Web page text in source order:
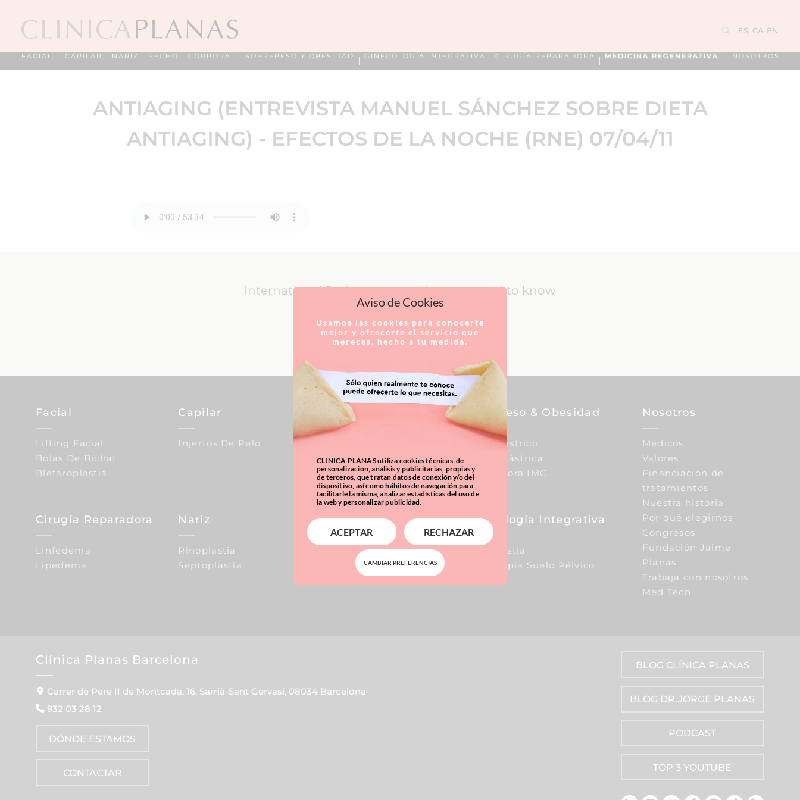
ES CA EN
FACIAL CAPILAR NARIZ PECHO CORPORAL SOBREPESO Y OBESIDAD GINECOLOGÍA INTEGRATIVA CIRUGÍA REPARADORA MEDICINA REGENERATIVA NOSOTROS
ANTIAGING (ENTREVISTA MANUEL SÁNCHEZ SOBRE DIETA
ANTIAGING) - EFECTOS DE LA NOCHE (RNE) 07/04/11
International Patients: everything you need to know
LEARN MORE
Facial
Lifting Facial
Bolas De Bichat
Blefaroplastia
Cirugía Reparadora
Linfedema
Lipedema
Capilar
Injertos De Pelo
Nariz
Rinoplastia
Septoplastia
Pecho
Reducción De Pecho
Elevación De Pecho
Corporal
Lipo Vaser
Abdominoplastia
Sobrepeso & Obesidad
Balón Gástrico
Manga Gástrica
Calculadora IMC
Ginecología Integrativa
Labioplastia
Fisioterapia Suelo Pélvico
Nosotros
Médicos
Valores
Financiación de
tratamientos
Nuestra historia
Por qué elegirnos
Congresos
Fundación Jaime
Planas
Trabaja con nosotros
Med Tech
Clínica Planas Barcelona
Carrer de Pere II de Montcada, 16, Sarrià-Sant Gervasi, 08034 Barcelona
932 03 28 12
DÓNDE ESTAMOS
CONTACTAR
BLOG CLÍNICA PLANAS
BLOG DR.JORGE PLANAS
PODCAST
TOP 3 YOUTUBE
Aviso de Cookies
Usamos las cookies para conocerte
mejor y ofrecerte el servicio que
mereces, hecho a tu medida.
CLINICA PLANAS utiliza cookies técnicas, de
personalización, análisis y publicitarias, propias y
de terceros, que tratan datos de conexión y/o del
dispositivo, así como hábitos de navegación para
facilitarle la misma, analizar estadísticas del uso de
la web y personalizar publicidad.
ACEPTAR RECHAZAR
CAMBIAR PREFERENCIAS